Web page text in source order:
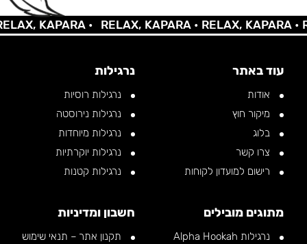
KAPARA • RELAX, KAPARA •RELAX, KAPARA •
עוד באתר
אודות
מיקור חוץ
בלוג
צרו קשר
רישום למועדון לקוחות
נרגילות
נרגילות רוסיות
נרגילות נירוסטה
נרגילות מיוחדות
נרגילות יוקרתיות
נרגילות קטנות
מתוגים מובילים
נרגילות Alpha Hookah
חשבון ומדיניות
תקנון אתר – תנאי שימוש